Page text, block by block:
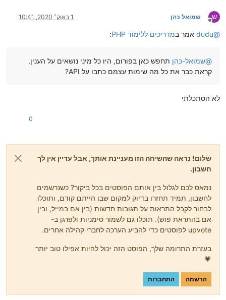
ש
מנותק
שמואל כהן 1 באוק׳ 2020, 10:41
@
dudu אמר במדריכים ללימוד PHP :
@שמואל-כהן תחפש כאן בפורום, היו כל מיני נושאים על הענין,
קראת כבר את כל מה שימות עצמם כתבו על API?
לא הסתכלתי
0
שלום! נראה שהשיחה הזו מעניינת אותך, אבל עדיין אין לך
חשבון.
נמאס לכם לגלול בין אותם הפוסטים בכל ביקור? כשנרשמים
לחשבון, תמיד תחזרו בדיוק למקום שבו הייתם קודם, ותוכלו
לבחור לקבל התראות על תגובות חדשות (בין אם במייל, ובין
אם בהתראת פוש). תוכלו גם לשמור סימניות ולפרגן ב-
upvote לפוסטים כדי להביע הערכה לחברי קהילה אחרים.
בעזרת התרומה שלך, הפוסט הזה יכול להיות אפילו טוב יותר
💗
הרשמה התחברות